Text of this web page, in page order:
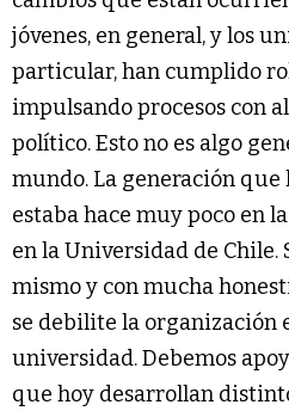
jóvenes, en general, y los
particular, han cumplido
impulsando procesos con
político. Esto no es algo
mundo. La generación
estaba hace muy poco en
en la Universidad de Chile.
mismo y con mucha
se debilite la organización
universidad. Debemos
que hoy desarrollan